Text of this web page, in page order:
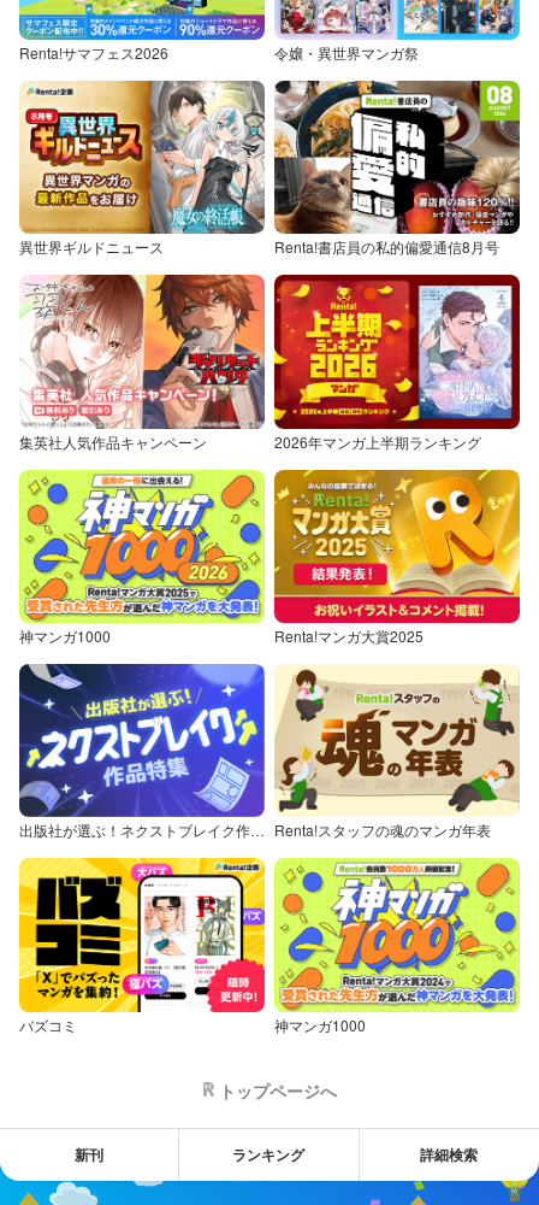
Renta!サマフェス2026 令嬢・異世界マンガ祭
異世界ギルドニュース Renta!書店員の私的偏愛通信8月号
集英社人気作品キャンペーン 2026年マンガ上半期ランキング
神マンガ1000 Renta!マンガ大賞2025
出版社が選ぶ！ネクストブレイク作品特集 Renta!スタッフの魂のマンガ年表
バズコミ 神マンガ1000
トップページへ
新刊 ランキング 詳細検索